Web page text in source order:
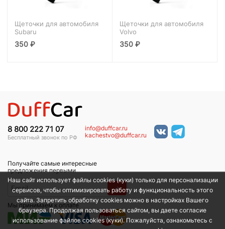
Щеточки для автомобиля
Subaru
350₽
Щеточки для автомобиля
Volvo
350₽
8 800 222 71 07
Бесплатный звонок по РФ
info@duffcar.ru
kachestvo@duffcar.ru
Получайте самые интересные
предложения первыми
→
Мы принимаем к оплате
Наш сайт использует файлы cookies (куки) только для персонализации
сервисов, чтобы оптимизировать работу и функциональность этого
сайта. Запретить обработку cookies можно в настройках Вашего
браузера. Продолжая пользоваться сайтом, вы даете согласие
использование файлов cookies (куки). Пожалуйста, ознакомьтесь с